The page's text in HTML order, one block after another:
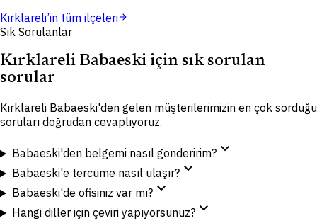
Kırklareli’in tüm ilçeleriarrow_forward
Sık Sorulanlar
Kırklareli Babaeski için sık sorulan
sorular
Kırklareli Babaeski'den gelen müşterilerimizin en çok sorduğu
soruları doğrudan cevaplıyoruz.
Babaeski'den belgemi nasıl gönderirim?expand_more
Babaeski'e tercüme nasıl ulaşır?expand_more
Babaeski'de ofisiniz var mı?expand_more
Hangi diller için çeviri yapıyorsunuz?expand_more